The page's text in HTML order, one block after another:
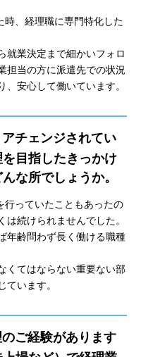
時、経理職に専門特化した
就業決定まで細かいフォロ
担当の方に派遣先での状況
安心して働いています。
チェンジされてい
目指したきっかけ
な所でしょうか。
行っていたこともあったの
続けられませんでした。
年齢問わず長く働ける職種
くてはならない重要ない部
います。
ご経験があります